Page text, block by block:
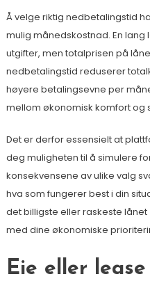
Å velge riktig nedbetalingstid
mulig månedskostnad. En
utgifter, men totalprisen på
nedbetalingstid reduserer
høyere betalingsevne per
mellom økonomisk komfort og
Det er derfor essensielt at
deg muligheten til å simulere
konsekvensene av ulike valg
hva som fungerer best i din
det billigste eller raskeste
med dine økonomiske
Eie eller